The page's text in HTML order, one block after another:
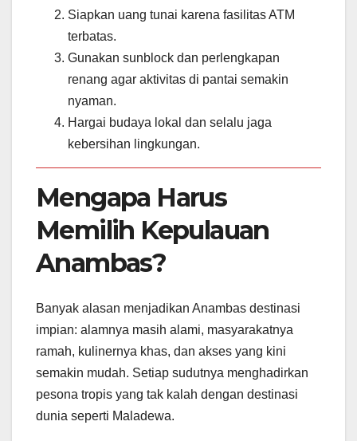
Siapkan uang tunai karena fasilitas ATM
terbatas.
Gunakan sunblock dan perlengkapan
renang agar aktivitas di pantai semakin
nyaman.
Hargai budaya lokal dan selalu jaga
kebersihan lingkungan.
Mengapa Harus
Memilih Kepulauan
Anambas?
Banyak alasan menjadikan Anambas destinasi
impian: alamnya masih alami, masyarakatnya
ramah, kulinernya khas, dan akses yang kini
semakin mudah. Setiap sudutnya menghadirkan
pesona tropis yang tak kalah dengan destinasi
dunia seperti Maladewa.